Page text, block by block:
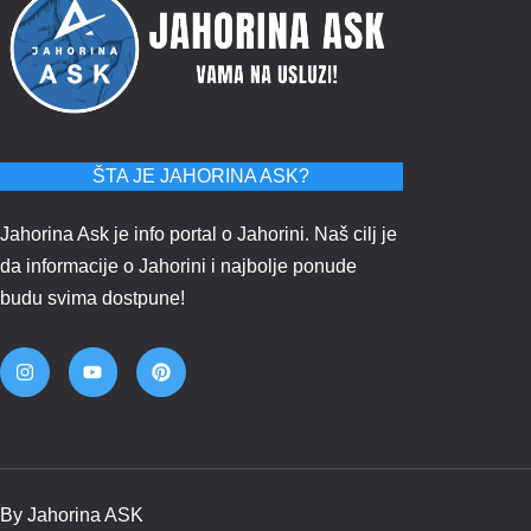
ŠTA JE JAHORINA ASK?
Jahorina Ask je info portal o Jahorini. Naš cilj je
da informacije o Jahorini i najbolje ponude
budu svima dostpune!
By Jahorina ASK